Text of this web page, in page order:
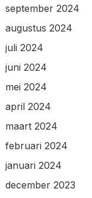
september 2024
augustus 2024
juli 2024
juni 2024
mei 2024
april 2024
maart 2024
februari 2024
januari 2024
december 2023